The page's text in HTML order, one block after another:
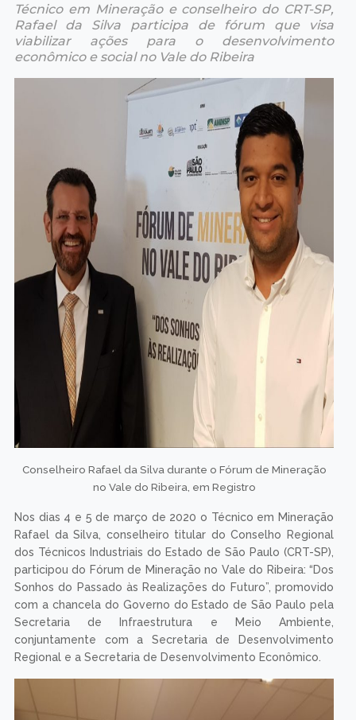
Técnico em Mineração e conselheiro do CRT-SP,
Rafael da Silva participa de fórum que visa
viabilizar ações para o desenvolvimento
econômico e social no Vale do Ribeira
Conselheiro Rafael da Silva durante o Fórum de Mineração
no Vale do Ribeira, em Registro
Nos dias 4 e 5 de março de 2020 o Técnico em Mineração
Rafael da Silva, conselheiro titular do Conselho Regional
dos Técnicos Industriais do Estado de São Paulo (CRT-SP),
participou do Fórum de Mineração no Vale do Ribeira: “Dos
Sonhos do Passado às Realizações do Futuro”, promovido
com a chancela do Governo do Estado de São Paulo pela
Secretaria de Infraestrutura e Meio Ambiente,
conjuntamente com a Secretaria de Desenvolvimento
Regional e a Secretaria de Desenvolvimento Econômico.